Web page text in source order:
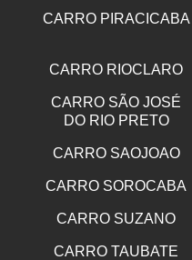
CARRO PIRACICABA
CARRO RIOCLARO
CARRO SÃO JOSÉ
DO RIO PRETO
CARRO SAOJOAO
CARRO SOROCABA
CARRO SUZANO
CARRO TAUBATE